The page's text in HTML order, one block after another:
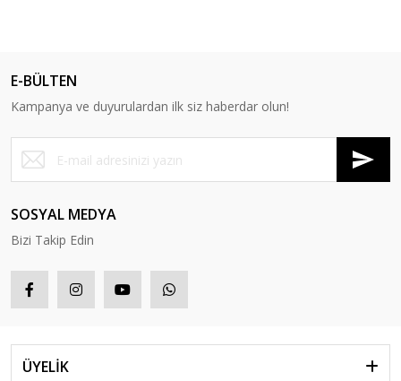
E-BÜLTEN
Kampanya ve duyurulardan ilk siz haberdar olun!
SOSYAL MEDYA
Bizi Takip Edin
ÜYELİK